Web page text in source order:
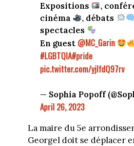
Expositions
,
cinéma
, débats
spectacles
En guest @MC_Garin
#LGBTQIA#pride
pic.twitter.com/yjIfdQ97rv
— Sophia Popoff
April 26, 2023
La maire du 5e
Georgel doit se déplacer